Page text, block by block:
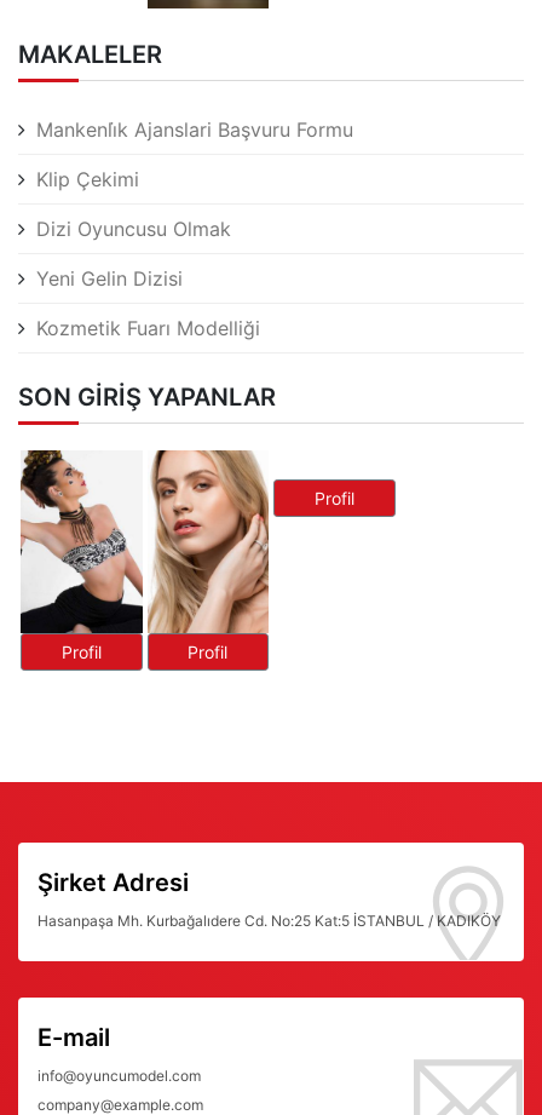
MAKALELER
Mankenli̇k Ajanslari Başvuru Formu
Klip Çekimi
Dizi Oyuncusu Olmak
Yeni Gelin Dizisi
Kozmetik Fuarı Modelliği
SON GIRIŞ YAPANLAR
Profil Profil
Profil
Şirket Adresi
Hasanpaşa Mh. Kurbağalıdere Cd. No:25 Kat:5 İSTANBUL / KADIKÖY
E-mail
info@oyuncumodel.com
company@example.com